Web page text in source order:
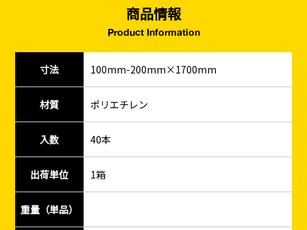
商品情報
Product Information
寸法 100mm-200mm×1700mm
材質 ポリエチレン
入数 40本
出荷単位 1箱
重量（単品）